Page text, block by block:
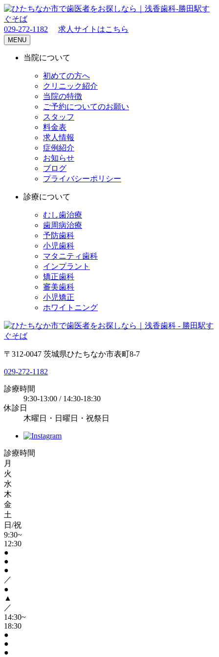
029-272-1182 求人サイトはこちら
MENU
当院について
初めての方へ
クリニック紹介
当院の特徴
ご予約についてのお願い
スタッフ
料金表
求人情報
症例紹介
お知らせ
ブログ
プライバシーポリシー
診療について
むし歯治療
歯周病治療
予防歯科
小児歯科
マタニティ歯科
インプラント
矯正歯科
審美歯科
小児矯正
ホワイトニング
〒312-0047 茨城県ひたちなか市表町8-7
029-272-1182
診療時間
9:30-13:00 / 14:30-18:30
休診日
木曜日・日曜日・祝祭日
診療時間
月
火
水
木
金
土
日/祝
9:30~
12:30
●
●
●
／
●
▲
／
14:30~
18:30
●
●
●